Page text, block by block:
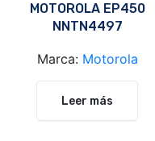
MOTOROLA EP450
NNTN4497
Marca: Motorola
Leer más